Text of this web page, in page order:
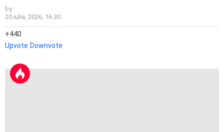
by
20 iulie, 2026, 16:30
440
Upvote Downvote